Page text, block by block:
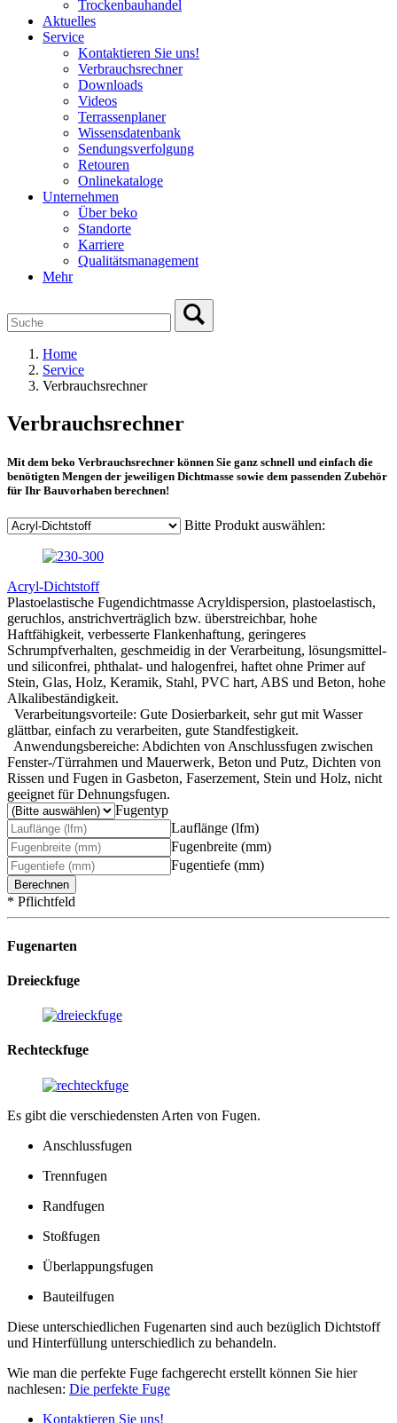
Trockenbauhandel
Aktuelles
Service
Kontaktieren Sie uns!
Verbrauchsrechner
Downloads
Videos
Terrassenplaner
Wissensdatenbank
Sendungsverfolgung
Retouren
Onlinekataloge
Unternehmen
Über beko
Standorte
Karriere
Qualitätsmanagement
Mehr
Home
Service
Verbrauchsrechner
Verbrauchsrechner
Mit dem beko Verbrauchsrechner können Sie ganz schnell und einfach die
benötigten Mengen der jeweiligen Dichtmasse sowie dem passenden Zubehör
für Ihr Bauvorhaben berechnen!
Bitte Produkt auswählen:
Acryl-Dichtstoff
Plastoelastische Fugendichtmasse Acryldispersion, plastoelastisch,
geruchlos, anstrichverträglich bzw. überstreichbar, hohe
Haftfähigkeit, verbesserte Flankenhaftung, geringeres
Schrumpfverhalten, geschmeidig in der Verarbeitung, lösungsmittel-
und siliconfrei, phthalat- und halogenfrei, haftet ohne Primer auf
Stein, Glas, Holz, Keramik, Stahl, PVC hart, ABS und Beton, hohe
Alkalibeständigkeit.
Verarbeitungsvorteile: Gute Dosierbarkeit, sehr gut mit Wasser
glättbar, einfach zu verarbeiten, gute Standfestigkeit.
Anwendungsbereiche: Abdichten von Anschlussfugen zwischen
Fenster-/Türrahmen und Mauerwerk, Beton und Putz, Dichten von
Rissen und Fugen in Gasbeton, Faserzement, Stein und Holz, nicht
geeignet für Dehnungsfugen.
Fugentyp
Lauflänge (lfm)
Fugenbreite (mm)
Fugentiefe (mm)
Berechnen
* Pflichtfeld
Fugenarten
Dreieckfuge
Rechteckfuge
Es gibt die verschiedensten Arten von Fugen.
Anschlussfugen
Trennfugen
Randfugen
Stoßfugen
Überlappungsfugen
Bauteilfugen
Diese unterschiedlichen Fugenarten sind auch bezüglich Dichtstoff
und Hinterfüllung unterschiedlich zu behandeln.
Wie man die perfekte Fuge fachgerecht erstellt können Sie hier
nachlesen: Die perfekte Fuge
Kontaktieren Sie uns!